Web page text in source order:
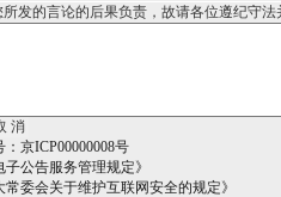
所发的言论的后果负责，故请各位遵纪守
京ICP00000008号
公告服务管理规定》
委会关于维护互联网安全的规定》